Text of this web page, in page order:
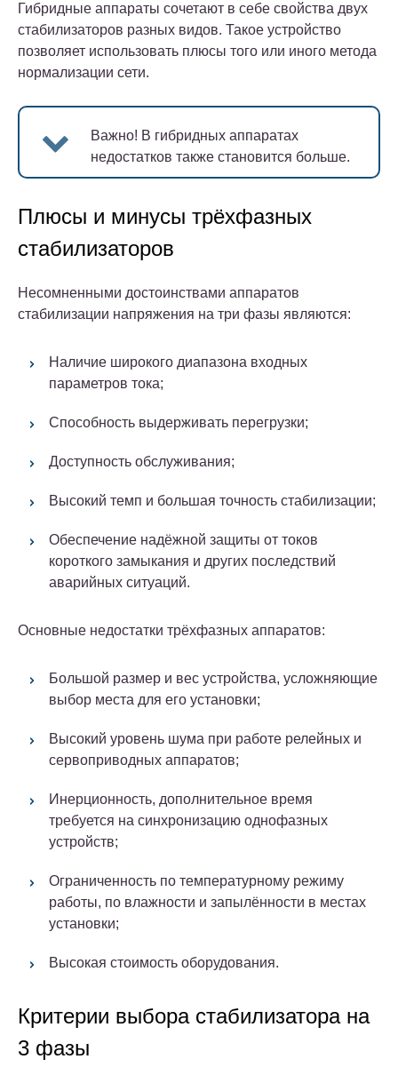
Гибридные аппараты сочетают в себе свойства двух
стабилизаторов разных видов. Такое устройство
позволяет использовать плюсы того или иного метода
нормализации сети.
Важно! В гибридных аппаратах
недостатков также становится больше.
Плюсы и минусы трёхфазных
стабилизаторов
Несомненными достоинствами аппаратов
стабилизации напряжения на три фазы являются:
Наличие широкого диапазона входных
параметров тока;
Способность выдерживать перегрузки;
Доступность обслуживания;
Высокий темп и большая точность стабилизации;
Обеспечение надёжной защиты от токов
короткого замыкания и других последствий
аварийных ситуаций.
Основные недостатки трёхфазных аппаратов:
Большой размер и вес устройства, усложняющие
выбор места для его установки;
Высокий уровень шума при работе релейных и
сервоприводных аппаратов;
Инерционность, дополнительное время
требуется на синхронизацию однофазных
устройств;
Ограниченность по температурному режиму
работы, по влажности и запылённости в местах
установки;
Высокая стоимость оборудования.
Критерии выбора стабилизатора на
3 фазы